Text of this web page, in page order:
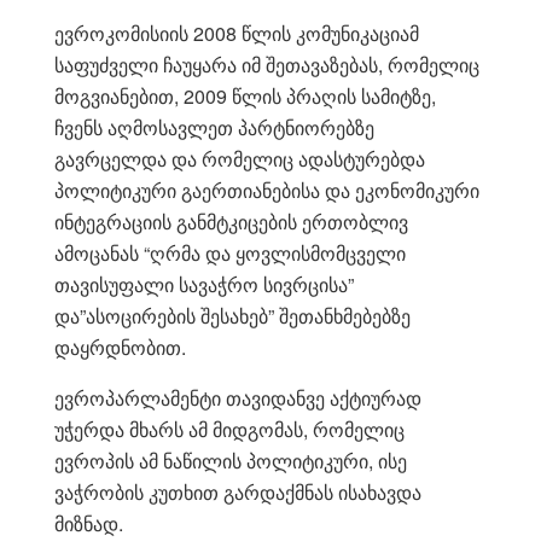
ევროკომისიის 2008 წლის კომუნიკაციამ
საფუძველი ჩაუყარა იმ შეთავაზებას, რომელიც
მოგვიანებით, 2009 წლის პრაღის სამიტზე,
ჩვენს აღმოსავლეთ პარტნიორებზე
გავრცელდა და რომელიც ადასტურებდა
პოლიტიკური გაერთიანებისა და ეკონომიკური
ინტეგრაციის განმტკიცების ერთობლივ
ამოცანას “ღრმა და ყოვლისმომცველი
თავისუფალი სავაჭრო სივრცისა”
და”ასოცირების შესახებ” შეთანხმებებზე
დაყრდნობით.
ევროპარლამენტი თავიდანვე აქტიურად
უჭერდა მხარს ამ მიდგომას, რომელიც
ევროპის ამ ნაწილის პოლიტიკური, ისე
ვაჭრობის კუთხით გარდაქმნას ისახავდა
მიზნად.